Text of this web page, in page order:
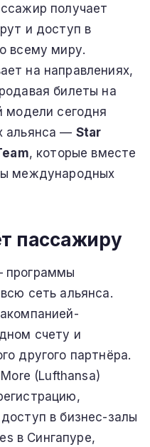
получает
и доступ в
всему миру.
на направлениях,
билеты на
модели сегодня
альянса — Star
, которые вместе
международных
пассажиру
программы
сеть альянса.
счету и
другого партнёра.
(Lufthansa)
в бизнес-залы
в Сингапуре,